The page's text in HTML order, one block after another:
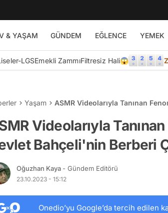
& YAŞAM GÜNDEM EĞLENCE YEMEK
LGSEmekli ZammıFiltresiz Hali😱
Yaşam ASMR Videolarıyla Tanınan
Videolarıyla
Bahçeli'nin Berberi
Oğuzhan Kaya - Gündem Editörü
23.10.2023 - 15:12
Onedio’yu Google’da tercih edilen